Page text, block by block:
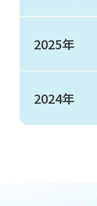
2025年
2024年